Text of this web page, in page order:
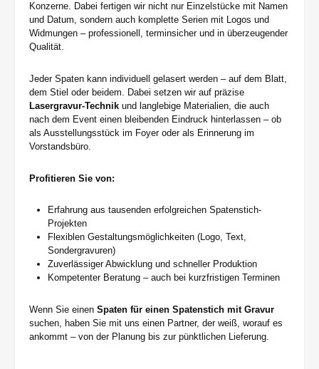
Konzerne. Dabei fertigen wir nicht nur Einzelstücke mit Namen
und Datum, sondern auch komplette Serien mit Logos und
Widmungen – professionell, terminsicher und in überzeugender
Qualität.
Jeder Spaten kann individuell gelasert werden – auf dem Blatt,
dem Stiel oder beidem. Dabei setzen wir auf präzise
Lasergravur-Technik und langlebige Materialien, die auch
nach dem Event einen bleibenden Eindruck hinterlassen – ob
als Ausstellungsstück im Foyer oder als Erinnerung im
Vorstandsbüro.
Profitieren Sie von:
Erfahrung aus tausenden erfolgreichen Spatenstich-
Projekten
Flexiblen Gestaltungsmöglichkeiten (Logo, Text,
Sondergravuren)
Zuverlässiger Abwicklung und schneller Produktion
Kompetenter Beratung – auch bei kurzfristigen Terminen
Wenn Sie einen Spaten für einen Spatenstich mit Gravur
suchen, haben Sie mit uns einen Partner, der weiß, worauf es
ankommt – von der Planung bis zur pünktlichen Lieferung.